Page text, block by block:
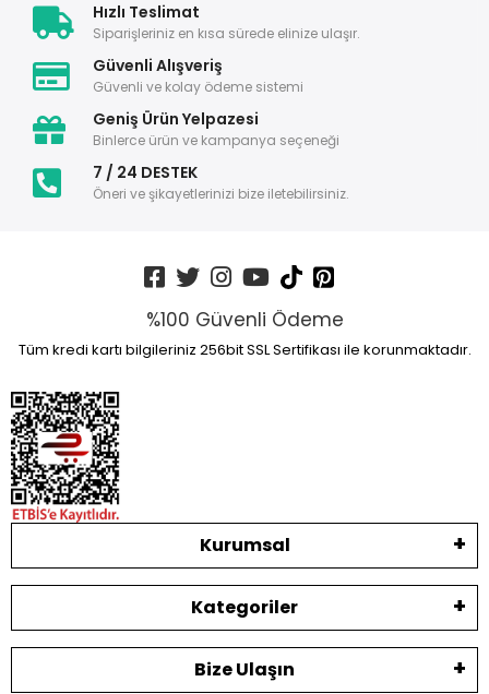
Hızlı Teslimat
Siparişleriniz en kısa sürede elinize ulaşır.
Güvenli Alışveriş
Güvenli ve kolay ödeme sistemi
Geniş Ürün Yelpazesi
Binlerce ürün ve kampanya seçeneği
7 / 24 DESTEK
Öneri ve şikayetlerinizi bize iletebilirsiniz.
%100 Güvenli Ödeme
Tüm kredi kartı bilgileriniz 256bit SSL Sertifikası ile korunmaktadır.
Kurumsal
Kategoriler
Bize Ulaşın